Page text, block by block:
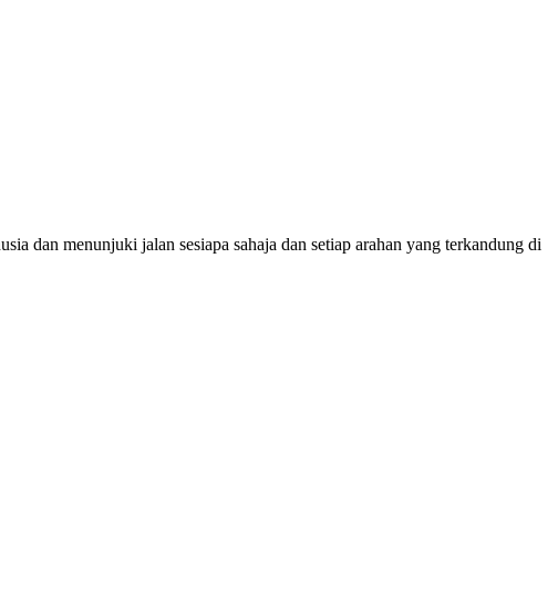
dan menunjuki jalan sesiapa sahaja dan setiap arahan yang terkandung di